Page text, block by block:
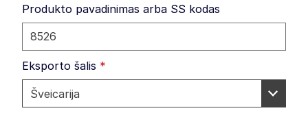
Produkto pavadinimas arba SS kodas
Eksporto šalis *